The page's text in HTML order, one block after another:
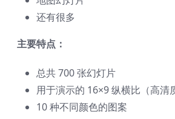
还有很多
主要特点：
总共 700 张幻灯片
用于演示的 16×9 纵横比（高清
10 种不同颜色的图案